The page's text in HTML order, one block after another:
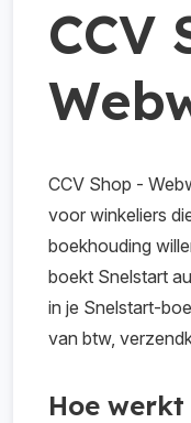
CCV
CCV Shop -
voor winkeliers
boekhouding
boekt Snelstart
in je Snelstart-
van btw,
Hoe